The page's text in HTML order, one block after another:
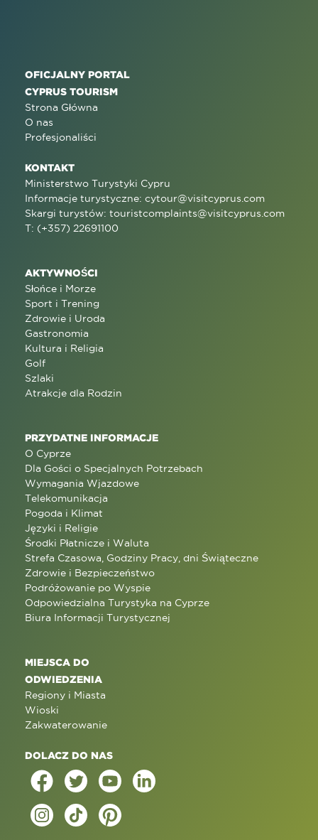
OFICJALNY PORTAL
CYPRUS TOURISM
Strona Główna
O nas
Profesjonaliści
KONTAKT
Ministerstwo Turystyki Cypru
Informacje turystyczne: cytour@visitcyprus.com
Skargi turystów: touristcomplaints@visitcyprus.com
T: (+357) 22691100
AKTYWNOŚCI
Słońce i Morze
Sport i Trening
Zdrowie i Uroda
Gastronomia
Kultura i Religia
Golf
Szlaki
Atrakcje dla Rodzin
PRZYDATNE INFORMACJE
O Cyprze
Dla Gości o Specjalnych Potrzebach
Wymagania Wjazdowe
Telekomunikacja
Pogoda i Klimat
Języki i Religie
Środki Płatnicze i Waluta
Strefa Czasowa, Godziny Pracy, dni Świąteczne
Zdrowie i Bezpieczeństwo
Podróżowanie po Wyspie
Odpowiedzialna Turystyka na Cyprze
Biura Informacji Turystycznej
MIEJSCA DO
ODWIEDZENIA
Regiony i Miasta
Wioski
Zakwaterowanie
DOLACZ DO NAS